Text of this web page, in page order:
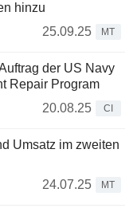
hinzu
25.09.25
MT
der US Navy
Repair Program
20.08.25
CI
Umsatz im zweiten
24.07.25
MT